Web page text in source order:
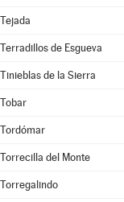
Tejada
Terradillos de Esgueva
Tinieblas de la Sierra
Tobar
Tordómar
Torrecilla del Monte
Torregalindo